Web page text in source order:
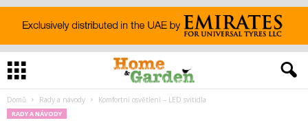
Domů Rady a návody Komfortní osvětlení – LED svítidla
RADY A NÁVODY